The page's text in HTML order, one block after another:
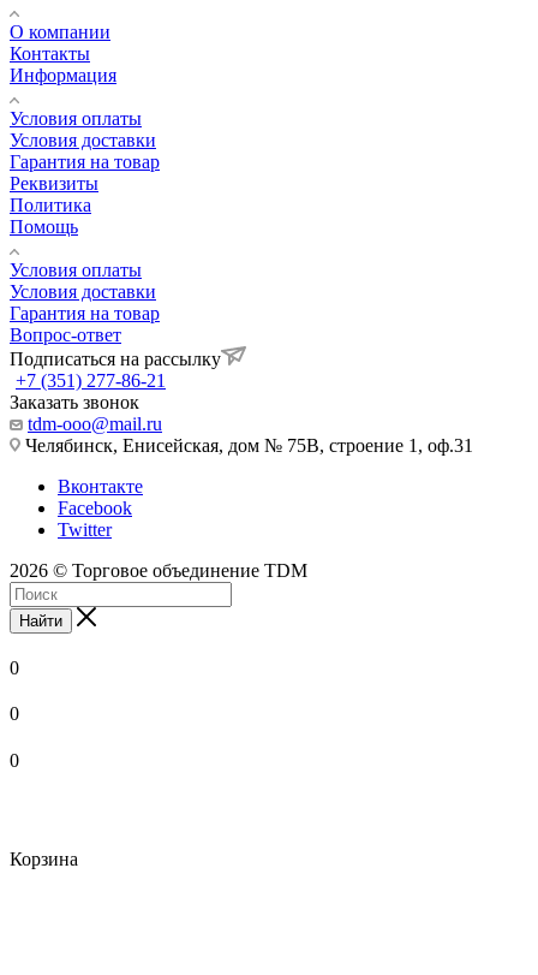
О компании
Контакты
Информация
Условия оплаты
Условия доставки
Гарантия на товар
Реквизиты
Политика
Помощь
Условия оплаты
Условия доставки
Гарантия на товар
Вопрос-ответ
Подписаться на рассылку
+7 (351) 277-86-21
Заказать звонок
tdm-ooo@mail.ru
Челябинск, Енисейская, дом № 75В, строение 1, оф.31
Вконтакте
Facebook
Twitter
2026 © Торговое объединение TDM
Найти
0
0
0
Корзина